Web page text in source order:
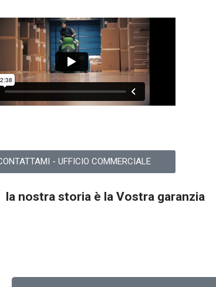
- UFFICIO COMMERCIALE
la nostra storia è la Vostra garanzia